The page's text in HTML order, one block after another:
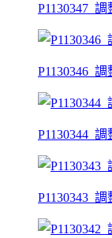
P1130347_調
P1130346_調
P1130344_調
P1130343_調